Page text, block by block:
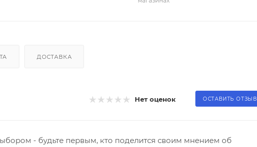
ДОСТАВКА
Нет оценок ОСТАВИТЬ ОТЗЫВ
- будьте первым, кто поделится своим мнением об